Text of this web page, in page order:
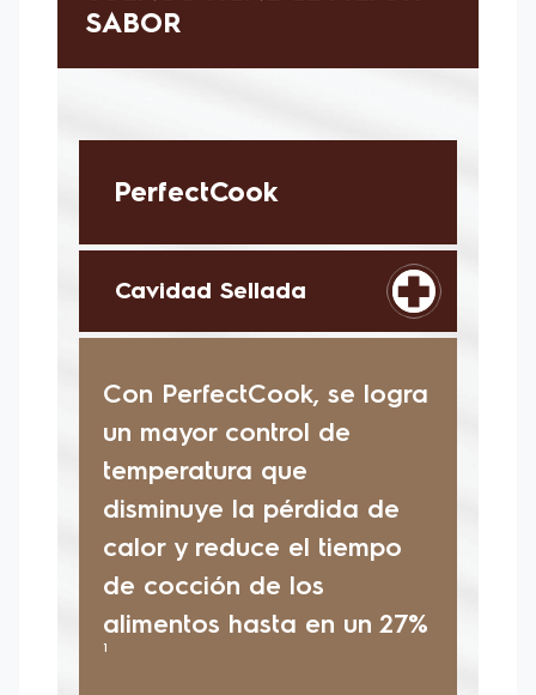
el cliente, y que no están incluidos en el valor del
producto y/o Instalación. 3. Lee atentamente el
manual de usuario y certificado de garantía que